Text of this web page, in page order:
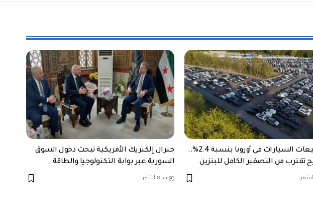
نمو مبيعات السيارات في أوروبا بنسبة 2.4%..
تقترب من التصفير الكامل للبنزين
جنرال إلكتريك الأمريكية تبحث دخول السوق
السورية عبر بوابة التكنولوجيا والطاقة
منذ 8 أشهر